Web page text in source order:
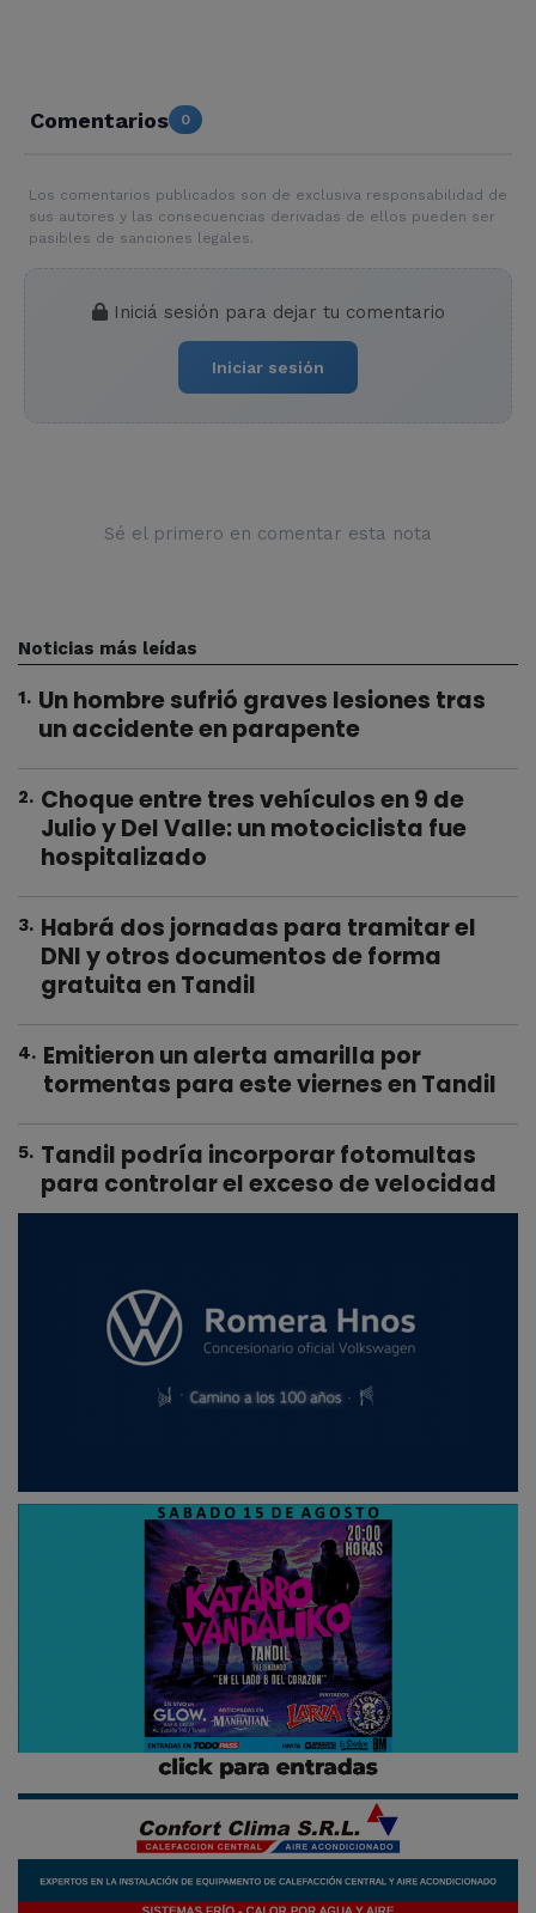
Comentarios 0
Los comentarios publicados son de exclusiva responsabilidad de
sus autores y las consecuencias derivadas de ellos pueden ser
pasibles de sanciones legales.
Iniciá sesión para dejar tu comentario
Iniciar sesión
Sé el primero en comentar esta nota
Noticias más leídas
1. Un hombre sufrió graves lesiones tras
un accidente en parapente
2. Choque entre tres vehículos en 9 de
Julio y Del Valle: un motociclista fue
hospitalizado
3. Habrá dos jornadas para tramitar el
DNI y otros documentos de forma
gratuita en Tandil
4. Emitieron un alerta amarilla por
tormentas para este viernes en Tandil
5. Tandil podría incorporar fotomultas
para controlar el exceso de velocidad